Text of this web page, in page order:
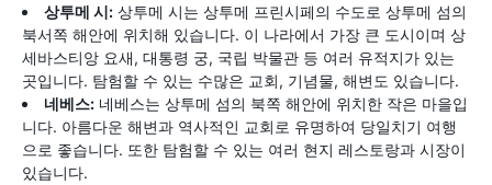
상투메 시: 상투메 시는 상투메 프린시페의 수도로 상투메 섬의
북서쪽 해안에 위치해 있습니다. 이 나라에서 가장 큰 도시이며 상
세바스티앙 요새, 대통령 궁, 국립 박물관 등 여러 유적지가 있는
곳입니다. 탐험할 수 있는 수많은 교회, 기념물, 해변도 있습니다.
네베스: 네베스는 상투메 섬의 북쪽 해안에 위치한 작은 마을입
니다. 아름다운 해변과 역사적인 교회로 유명하여 당일치기 여행
으로 좋습니다. 또한 탐험할 수 있는 여러 현지 레스토랑과 시장이
있습니다.